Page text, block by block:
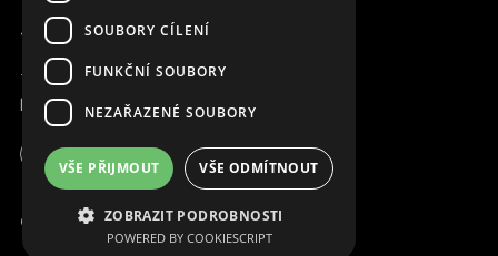
Česká republika
Pracujte s námi
Kontaktujte nás
JSME ONLINE
+420 736 416 505
kancelar@magna.org
© Copyright MAGNA 2001 - 2026
SOUBORY CÍLENÍ
FUNKČNÍ SOUBORY
NEZAŘAZENÉ SOUBORY
VŠE PŘIJMOUT VŠE ODMÍTNOUT
ZOBRAZIT PODROBNOSTI
POWERED BY COOKIESCRIPT